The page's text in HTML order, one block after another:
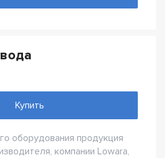
Купить
оборудования продукция
компании Lowara,